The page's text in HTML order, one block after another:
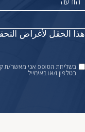
בשליחת הטופס אני מאשר/ת
בטלפון ו/או באימייל
هذا الحقل لأغراض